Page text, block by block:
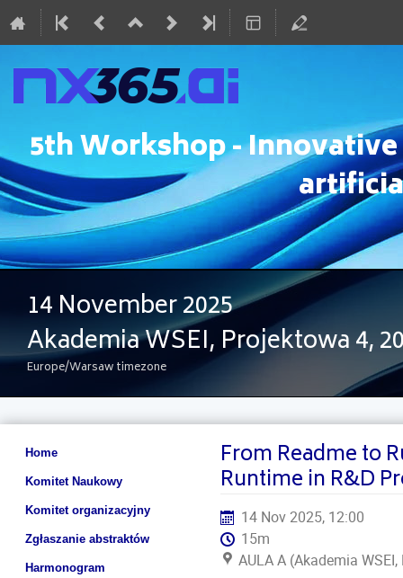
5th Workshop -
14 November 2025
Akademia WSEI, Projektowa 4,
Europe/Warsaw timezone
Event
menu
Home
Komitet Naukowy
Komitet organizacyjny
Zgłaszanie abstraktów
Harmonogram
From Readme to
Runtime in R&D
14 Nov 2025, 12:00
15m
AULA A (Akademia